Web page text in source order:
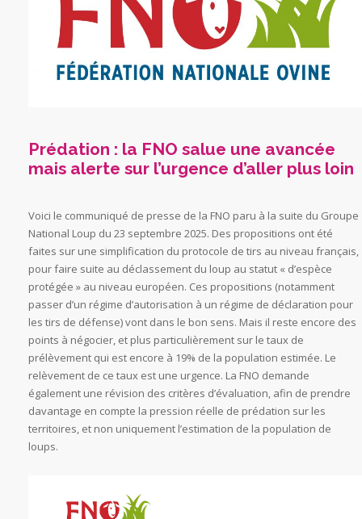
Prédation : la FNO salue une avancée
mais alerte sur l’urgence d’aller plus loin
Voici le communiqué de presse de la FNO paru à la suite du Groupe
National Loup du 23 septembre 2025. Des propositions ont été
faites sur une simplification du protocole de tirs au niveau français,
pour faire suite au déclassement du loup au statut « d’espèce
protégée » au niveau européen. Ces propositions (notamment
passer d’un régime d’autorisation à un régime de déclaration pour
les tirs de défense) vont dans le bon sens. Mais il reste encore des
points à négocier, et plus particulièrement sur le taux de
prélèvement qui est encore à 19% de la population estimée. Le
relèvement de ce taux est une urgence. La FNO demande
également une révision des critères d’évaluation, afin de prendre
davantage en compte la pression réelle de prédation sur les
territoires, et non uniquement l’estimation de la population de
loups.